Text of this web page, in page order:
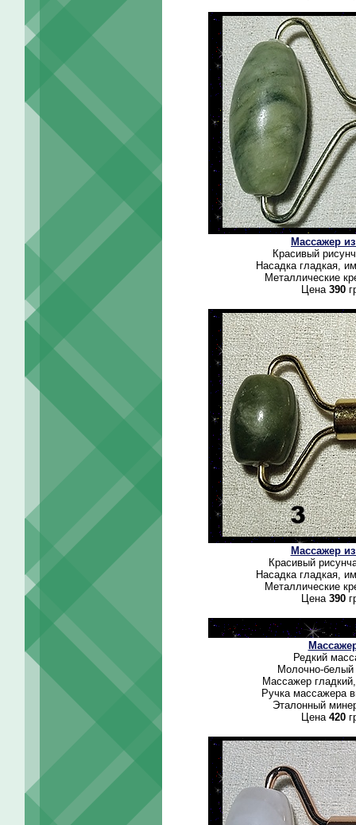
Массажер
Красивый
Насадка гладкая,
Металлические
Цена 390
Массажер
Красивый
Насадка гладкая,
Металлические
Цена 390
Редкий
Молочно-белый
Массажер
Ручка массажера
Эталонный
Цена 420